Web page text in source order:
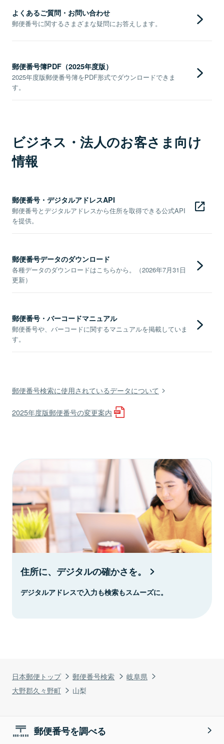
日本郵便トップ 郵便番号検索
岐阜県
大野郡久々野町
山梨
よくあるご質問・お問い合わせ
郵便番号に関するさまざまな疑問にお答えします。
郵便番号簿PDF（2025年度版）
2025年度版郵便番号簿をPDF形式でダウンロードできま
す。
ビジネス・法人のお客さま向け
情報
郵便番号・デジタルアドレスAPI
郵便番号とデジタルアドレスから住所を取得できる公式API
を提供。
郵便番号データのダウンロード
各種データのダウンロードはこちらから。（2026年7月31日
更新）
郵便番号・バーコードマニュアル
郵便番号や、バーコードに関するマニュアルを掲載していま
す。
郵便番号検索に使用されているデータについて
2025年度版郵便番号の変更案内
住所に、デジタルの確かさを。
デジタルアドレスで入力も検索もスムーズに。
郵便番号を調べる